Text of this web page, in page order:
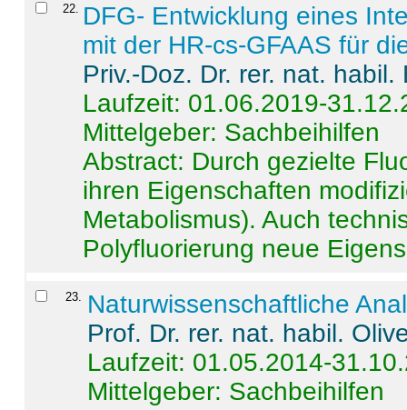
22
DFG- Entwicklung eines
mit der HR-cs-GFAAS für
Priv.-Doz. Dr. rer. nat.
Laufzeit: 01.06.2019-
Mittelgeber: Sachbeihilfen
Abstract: Durch gezielte
ihren Eigenschaften
Metabolismus). Auch
Polyfluorierung neue
23. Naturwissenschaftliche
Prof. Dr. rer. nat. habil.
Laufzeit: 01.05.2014-
Mittelgeber: Sachbeihilfen